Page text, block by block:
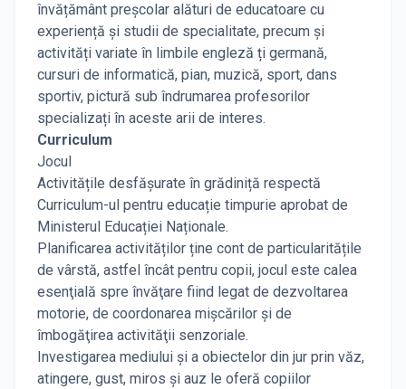
învățământ preșcolar alături de educatoare cu
experiență și studii de specialitate, precum și
activități variate în limbile engleză ți germană,
cursuri de informatică, pian, muzică, sport, dans
sportiv, pictură sub îndrumarea profesorilor
specializați în aceste arii de interes.
Curriculum
Jocul
Activitățile desfăşurate în grădiniță respectă
Curriculum-ul pentru educație timpurie aprobat de
Ministerul Educației Naționale.
Planificarea activităților ține cont de particularitățile
de vârstă, astfel încât pentru copii, jocul este calea
esenţială spre învăţare fiind legat de dezvoltarea
motorie, de coordonarea mişcărilor şi de
îmbogăţirea activităţii senzoriale.
Investigarea mediului şi a obiectelor din jur prin văz,
atingere, gust, miros şi auz le oferă copiilor